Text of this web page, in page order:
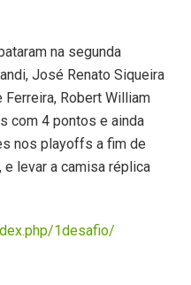
na segunda
José Renato Siqueira
Robert William
com 4 pontos e ainda
nos playoffs a fim de
levar a camisa réplica
1desafio/